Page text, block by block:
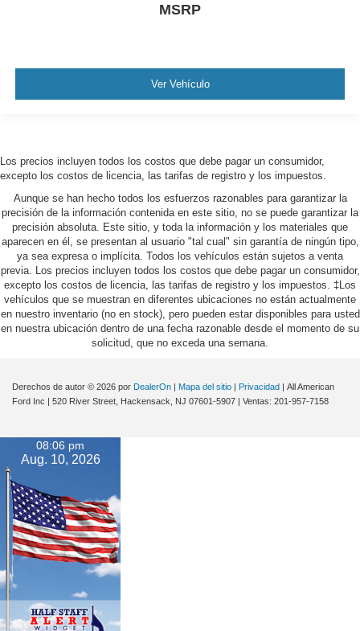
MSRP
Ver Vehículo
Los precios incluyen todos los costos que debe pagar un consumidor,
excepto los costos de licencia, las tarifas de registro y los impuestos.
Aunque se han hecho todos los esfuerzos razonables para garantizar la
precisión de la información contenida en este sitio, no se puede garantizar la
precisión absoluta. Este sitio, y toda la información y los materiales que
aparecen en él, se presentan al usuario "tal cual" sin garantía de ningún tipo,
ya sea expresa o implícita. Todos los vehículos están sujetos a venta
previa. Los precios incluyen todos los costos que debe pagar un consumidor,
excepto los costos de licencia, las tarifas de registro y los impuestos. ‡Los
vehículos que se muestran en diferentes ubicaciones no están actualmente
en nuestro inventario (no en stock), pero pueden estar disponibles para usted
en nuestra ubicación dentro de una fecha razonable desde el momento de su
solicitud, que no exceda una semana.
Derechos de autor © 2026 por DealerOn Mapa del sitio Privacidad | All American
Ford Inc
520 River Street, Hackensack, NJ 07601-5907 | Ventas: 201-957-7158
08:06 pm
Aug. 10, 2026